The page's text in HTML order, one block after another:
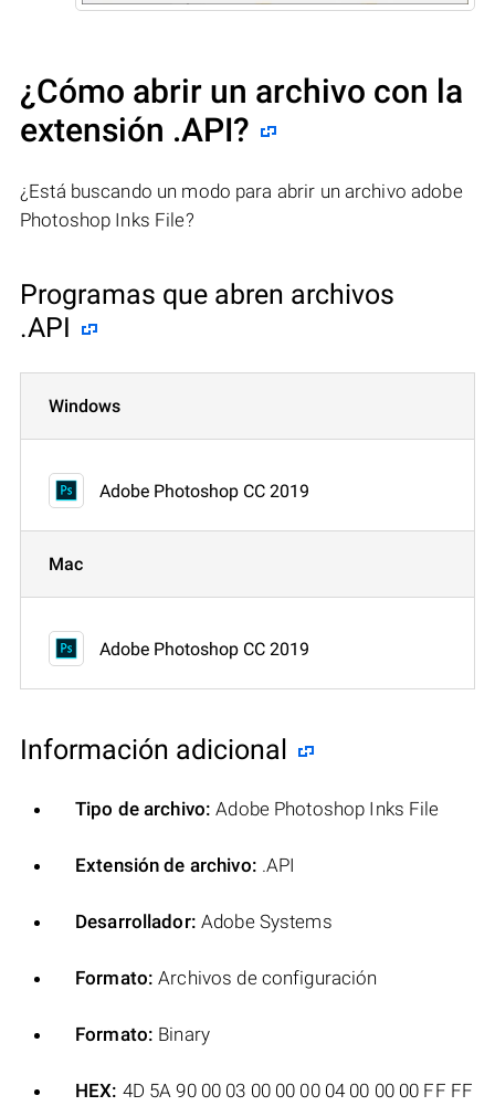
¿Cómo abrir un archivo con la
extensión .API?
¿Está buscando un modo para abrir un archivo adobe
Photoshop Inks File?
Programas que abren archivos
.API
Windows
Adobe Photoshop CC 2019
Mac
Adobe Photoshop CC 2019
Información adicional
Tipo de archivo: Adobe Photoshop Inks File
Extensión de archivo: .API
Desarrollador: Adobe Systems
Formato: Archivos de configuración
Formato: Binary
HEX: 4D 5A 90 00 03 00 00 00 04 00 00 00 FF FF